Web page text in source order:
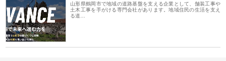
山形県鶴岡市で地域の道路基盤を支える企業として、舗装工事や
土木工事を手がける専門会社があります。地域住民の生活を支え
る道…